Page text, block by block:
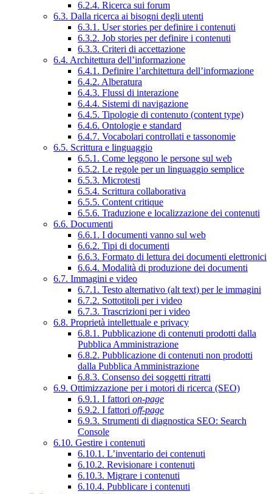
6.2.4. Ricerca sui forum
6.3. Dalla ricerca ai bisogni degli utenti
6.3.1. User stories per definire i contenuti
6.3.2. Job stories per definire i contenuti
6.3.3. Criteri di accettazione
6.4. Architettura dell’informazione
6.4.1. Definire l’architettura dell’informazione
6.4.2. Alberatura
6.4.3. Flussi di interazione
6.4.4. Sistemi di navigazione
6.4.5. Tipologie di contenuto (content type)
6.4.6. Ontologie e standard
6.4.7. Vocabolari controllati e tassonomie
6.5. Scrittura e linguaggio
6.5.1. Come leggono le persone sul web
6.5.2. Le regole per un linguaggio semplice
6.5.3. Microtesti
6.5.4. Scrittura collaborativa
6.5.5. Content critique
6.5.6. Traduzione e localizzazione dei contenuti
6.6. Documenti
6.6.1. I documenti vanno sul web
6.6.2. Tipi di documenti
6.6.3. Formato di lettura dei documenti elettronici
6.6.4. Modalità di produzione dei documenti
6.7. Immagini e video
6.7.1. Testo alternativo (alt text) per le immagini
6.7.2. Sottotitoli per i video
6.7.3. Trascrizioni per i video
6.8. Proprietà intellettuale e privacy
6.8.1. Pubblicazione di contenuti prodotti dalla
Pubblica Amministrazione
6.8.2. Pubblicazione di contenuti non prodotti
dalla Pubblica Amministrazione
6.8.3. Consenso dei soggetti ritratti
6.9. Ottimizzazione per i motori di ricerca (SEO)
6.9.1. I fattori on-page
6.9.2. I fattori off-page
6.9.3. Strumenti di diagnostica SEO: Search
Console
6.10. Gestire i contenuti
6.10.1. L’inventario dei contenuti
6.10.2. Revisionare i contenuti
6.10.3. Migrare i contenuti
6.10.4. Pubblicare i contenuti